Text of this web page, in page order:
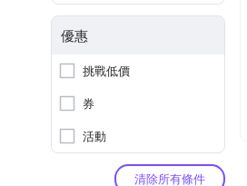
優惠
挑戰低價
券
活動
清除所有條件